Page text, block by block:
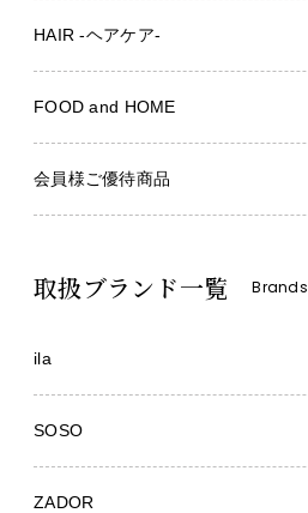
HAIR -ヘアケア-
FOOD and HOME
会員様ご優待商品
取扱ブランド一覧 Brands
ila
SOSO
ZADOR